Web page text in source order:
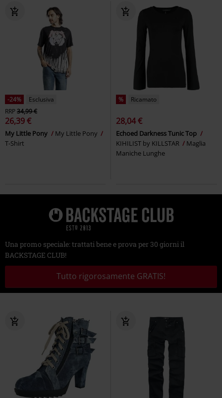
-24%
Esclusiva
RRP34,99 €
26,39 €
My Little Pony
My Little Pony
T-Shirt
% Ricamato
28,04 €
Echoed Darkness Tunic Top
KIHILIST by KILLSTAR
Maglia
Maniche Lunghe
Una promo speciale: trattati bene e prova per 30 giorni il
BACKSTAGE CLUB!
Tutto rigorosamente GRATIS!